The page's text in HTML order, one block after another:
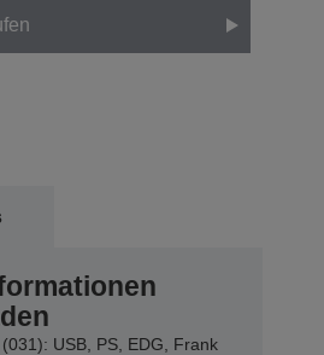
USB, PS, EDG, Frank